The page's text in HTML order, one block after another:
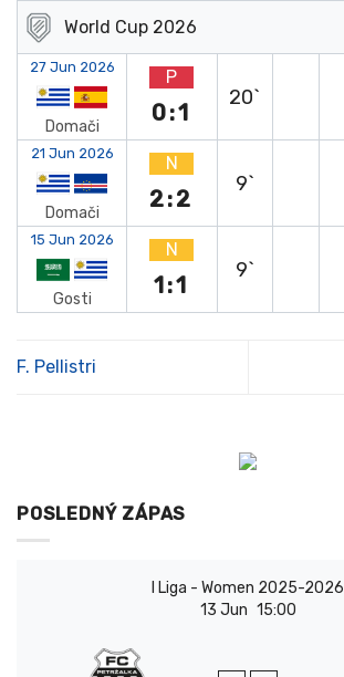
World Cup 2026
27 Jun 2026
Domači
P
0:1
20`
21 Jun 2026
Domači
N
2:2
9`
15 Jun 2026
Gosti
N
1:1
9`
F. Pellistri
POSLEDNÝ ZÁPAS
I Liga - Women 2025-2026
13 Jun 15:00